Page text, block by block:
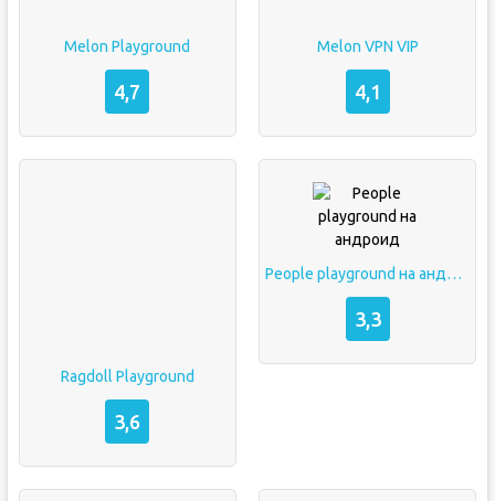
Melon Playground
4,7
Melon VPN VIP
4,1
Ragdoll Playground
3,6
People playground на андроид
3,3